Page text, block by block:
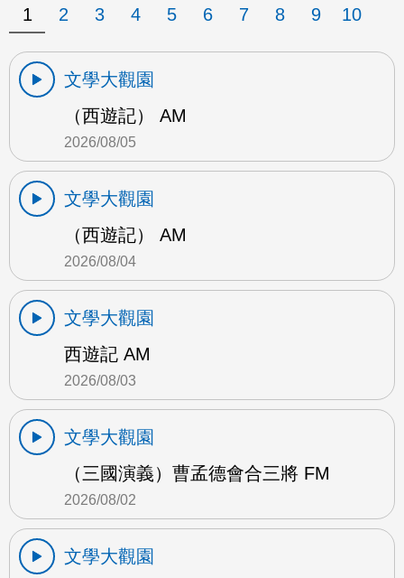
1 2 3 4 5 6 7 8 9 10
文學大觀園
（西遊記） AM
2026/08/05
文學大觀園
（西遊記） AM
2026/08/04
文學大觀園
西遊記 AM
2026/08/03
文學大觀園
（三國演義）曹孟德會合三將 FM
2026/08/02
文學大觀園